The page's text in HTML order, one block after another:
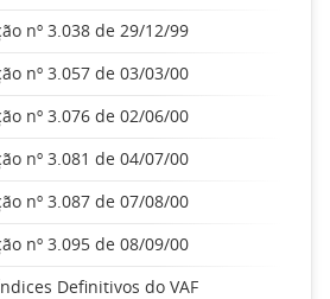
nº 3.038 de 29/12/99
nº 3.057 de 03/03/00
nº 3.076 de 02/06/00
nº 3.081 de 04/07/00
nº 3.087 de 07/08/00
nº 3.095 de 08/09/00
Definitivos do VAF